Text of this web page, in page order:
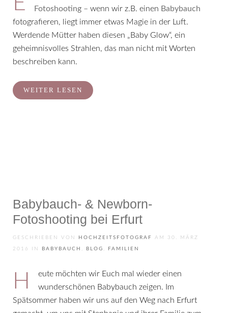
Fotoshooting – wenn wir z.B. einen Babybauch
fotografieren, liegt immer etwas Magie in der Luft.
Werdende Mütter haben diesen „Baby Glow“, ein
geheimnisvolles Strahlen, das man nicht mit Worten
beschreiben kann.
WEITER LESEN
Babybauch- & Newborn-
Fotoshooting bei Erfurt
GESCHRIEBEN VON HOCHZEITSFOTOGRAF AM 30. MÄRZ
2016 IN BABYBAUCH , BLOG , FAMILIEN
Heute möchten wir Euch mal wieder einen
wunderschönen Babybauch zeigen. Im
Spätsommer haben wir uns auf den Weg nach Erfurt